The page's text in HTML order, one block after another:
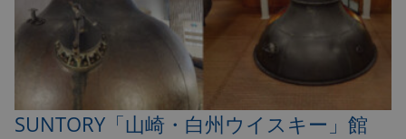
SUNTORY「山崎・白州ウイスキー」館